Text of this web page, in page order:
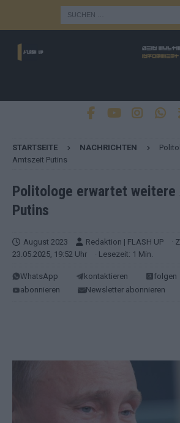
STARTSEITE NACHRICHTEN
Amtszeit Putins
Politologe erwartet
Putins
August 2023 Redaktion | FLASH UP
·
23.05.2025, 19:52 Uhr
· Lesezeit: 1 Min.
WhatsApp kontaktieren folgen
abonnieren
Newsletter abonnieren